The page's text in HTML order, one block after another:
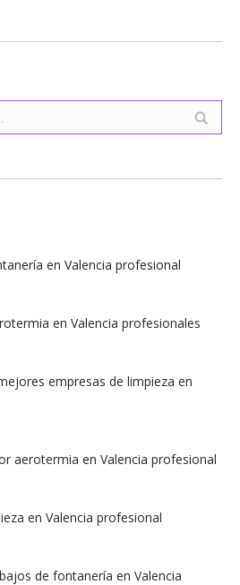
en Valencia profesional
en Valencia profesionales
empresas de limpieza en
aerotermia en Valencia profesional
en Valencia profesional
de fontanería en Valencia